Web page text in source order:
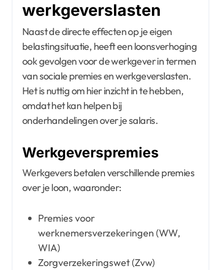
werkgeverslasten
Naast de directe effecten op je eigen
belastingsituatie, heeft een loonsverhoging
ook gevolgen voor de werkgever in termen
van sociale premies en werkgeverslasten.
Het is nuttig om hier inzicht in te hebben,
omdat het kan helpen bij
onderhandelingen over je salaris.
Werkgeverspremies
Werkgevers betalen verschillende premies
over je loon, waaronder:
Premies voor
werknemersverzekeringen (WW,
WIA)
Zorgverzekeringswet (Zvw)